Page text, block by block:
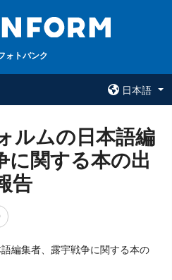
ォトバンク
日本語
ウクルインフォ
ルム
ルムの日本語編
に関する本の出
告